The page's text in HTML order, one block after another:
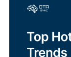
attenzione? […]